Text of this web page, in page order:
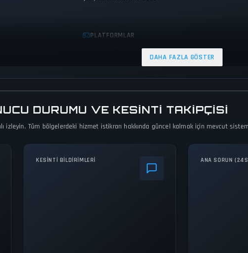
PLATFORMLAR
PC (Microsoft Windows) Mac
DAHA FAZLA GÖSTER
DURUMU VE KESINTI TAKIPÇISI
izleyin. Tüm bölgelerdeki hizmet istikrarı hakkında güncel kalmak için mevcut
KESINTI BILDIRIMLERI ANA SORUN